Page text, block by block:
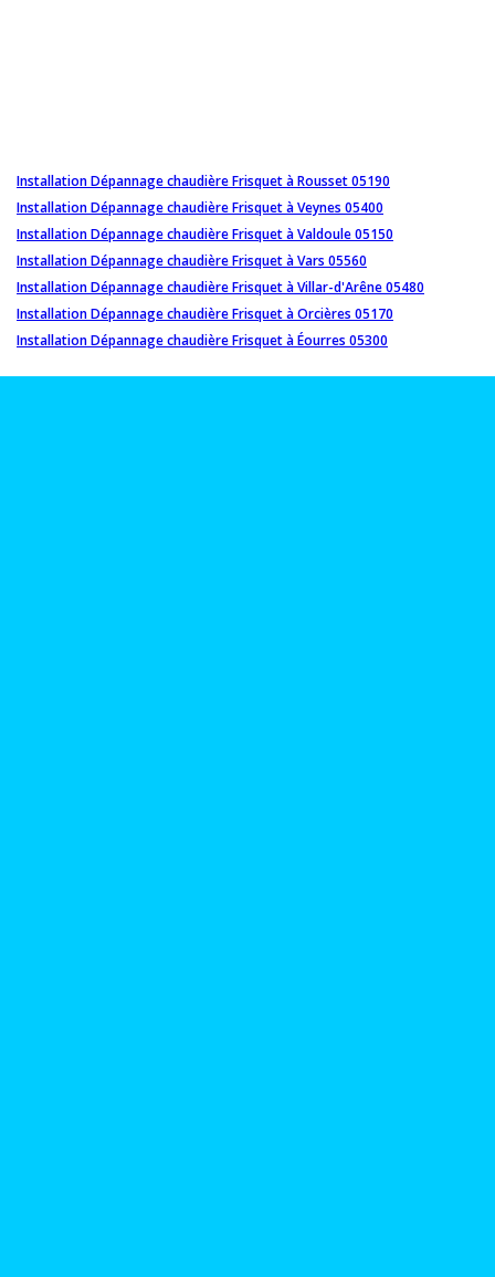
Installation Dépannage chaudière Frisquet à Rousset 05190
Installation Dépannage chaudière Frisquet à Veynes 05400
Installation Dépannage chaudière Frisquet à Valdoule 05150
Installation Dépannage chaudière Frisquet à Vars 05560
Installation Dépannage chaudière Frisquet à Villar-d'Arêne 05480
Installation Dépannage chaudière Frisquet à Orcières 05170
Installation Dépannage chaudière Frisquet à Éourres 05300